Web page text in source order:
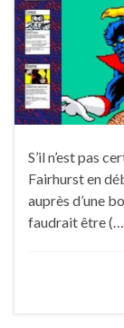
S’il n’est pas
Fairhurst en
auprès d’une
faudrait être